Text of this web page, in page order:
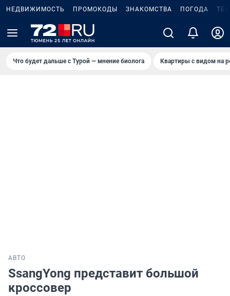
НЕДВИЖИМОСТЬ ПРОМОКОДЫ ЗНАКОМСТВА ПОГОДА
Что будет дальше с Турой — мнение биолога Квартиры с видом на
АВТО
SsangYong представит большой
кроссовер